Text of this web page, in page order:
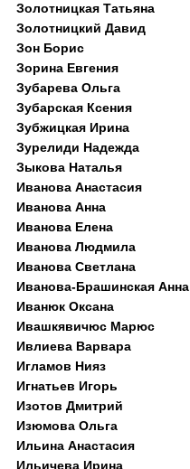
Золотницкая Татьяна
Золотницкий Давид
Зон Борис
Зорина Евгения
Зубарева Ольга
Зубарская Ксения
Зубжицкая Ирина
Зурелиди Надежда
Зыкова Наталья
Иванова Анастасия
Иванова Анна
Иванова Елена
Иванова Людмила
Иванова Светлана
Иванова-Брашинская Анна
Иванюк Оксана
Ивашкявичюс Марюс
Ивлиева Варвара
Игламов Нияз
Игнатьев Игорь
Изотов Дмитрий
Изюмова Ольга
Ильина Анастасия
Ильичева Ирина